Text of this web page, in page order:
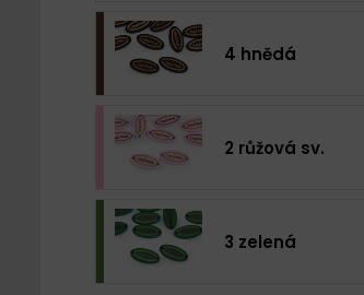
4 hnědá
2 růžová sv.
3 zelená